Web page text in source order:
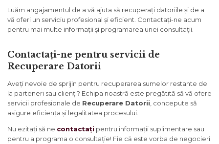
Luăm angajamentul de a vă ajuta să recuperați datoriile și de a
vă oferi un serviciu profesional și eficient. Contactați-ne acum
pentru mai multe informații și programarea unei consultații.
Contactați-ne pentru servicii de
Recuperare Datorii
Aveți nevoie de sprijin pentru recuperarea sumelor restante de
la parteneri sau clienți? Echipa noastră este pregătită să vă ofere
servicii profesionale de Recuperare Datorii, concepute să
asigure eficiența și legalitatea procesului.
Nu ezitați să ne contactați pentru informații suplimentare sau
pentru a programa o consultație! Fie că este vorba de negocieri